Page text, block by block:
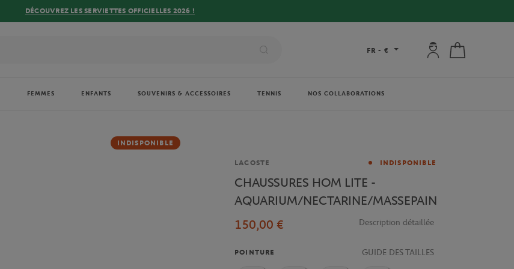
DÉCOUVREZ LES SERVIETTES OFFICIELLES 2026 !
FR - € Mon compte : se
FEMMES ENFANTS SOUVENIRS & ACCESSOIRES TENNIS NOS COLLABORATIONS
INDISPONIBLE
Marque
LACOSTE INDISPONIBLE
CHAUSSURES HOM LITE -
AQUARIUM/NECTARINE/MASSEPAIN
150,00 €
Description détaillée
POINTURE GUIDE DES TAILLES